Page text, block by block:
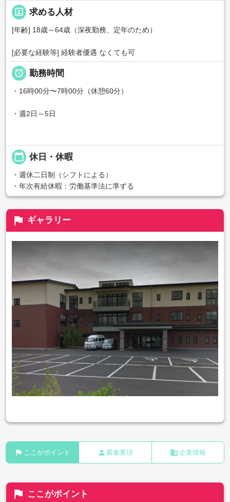
portrait 求める人材
[年齢] 18歳～64歳（深夜勤務、定年のため）
[必要な経験等] 経験者優遇 なくても可
 勤務時間
・16時00分〜7時00分（休憩60分）
・週2日～5日
calendar_today 休日・休暇
・週休二日制（シフトによる）
・年次有給休暇：労働基準法に準ずる
flag ギャラリー
flag ここがポイント person 募集要項 business 企業情報
flag ここがポイント